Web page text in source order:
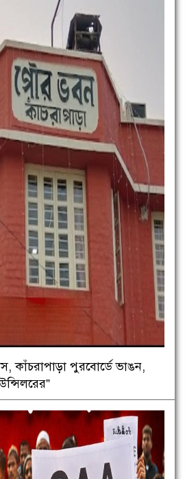
কাঁচরাপাড়া পুরবোর্ডে ভাঙন,